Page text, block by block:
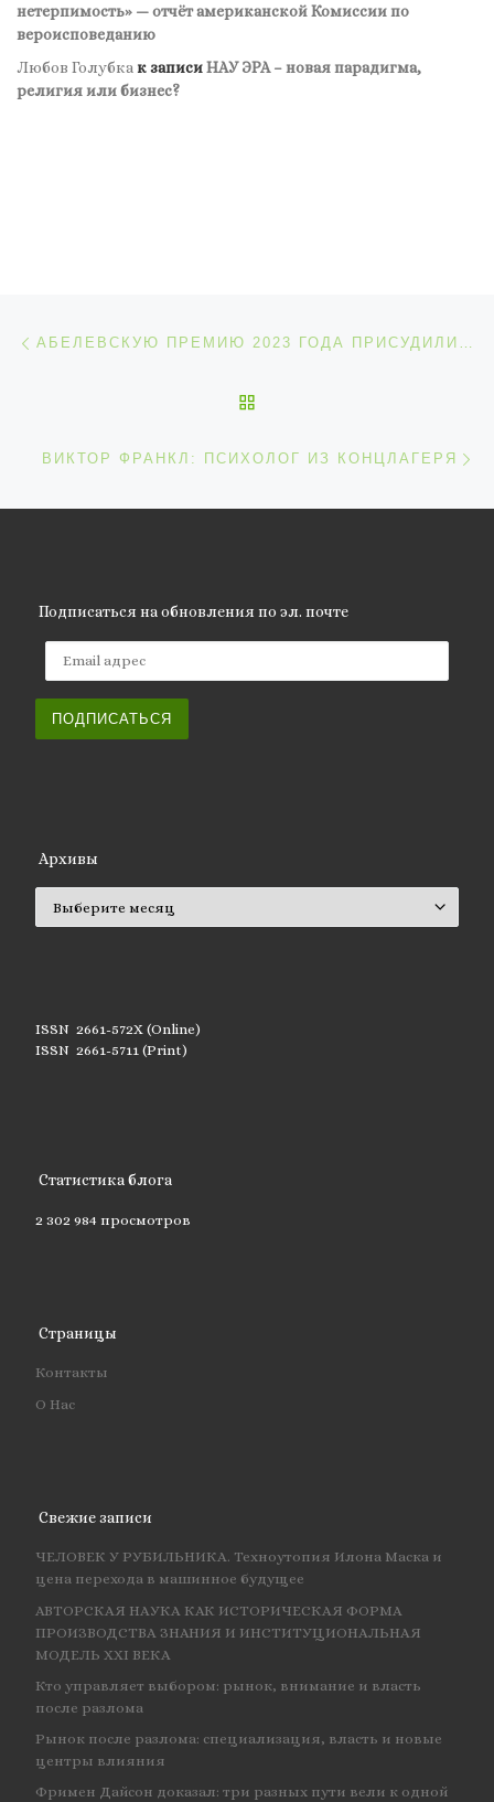
нетерпимость» — отчёт американской Комиссии по
вероисповеданию
Любов Голубка к записиНАУ ЭРА – новая парадигма,
религия или бизнес?
АБЕЛЕВСКУЮ ПРЕМИЮ 2023 ГОДА ПРИСУДИЛИ ЗА РАБОТЫ ПО ДИФФЕРЕНЦИАЛЬНЫМ УРАВНЕНИЯМ
ВИКТОР ФРАНКЛ: ПСИХОЛОГ ИЗ КОНЦЛАГЕРЯ
Подписаться на обновления по эл. почте
ПОДПИСАТЬСЯ
Архивы
ISSN 2661-572X (Online)
ISSN 2661-5711 (Print)
Статистика блога
2 302 984 просмотров
Страницы
Контакты
О Нас
Свежие записи
ЧЕЛОВЕК У РУБИЛЬНИКА. Техноутопия Илона Маска и
цена перехода в машинное будущее
АВТОРСКАЯ НАУКА КАК ИСТОРИЧЕСКАЯ ФОРМА
ПРОИЗВОДСТВА ЗНАНИЯ И ИНСТИТУЦИОНАЛЬНАЯ
МОДЕЛЬ XXI ВЕКА
Кто управляет выбором: рынок, внимание и власть
после разлома
Рынок после разлома: специализация, власть и новые
центры влияния
Фримен Дайсон доказал: три разных пути вели к одной